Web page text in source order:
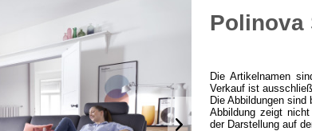
Polinova
Die Artikelnamen
Verkauf ist
Die Abbildungen
Abbildung zeigt
der Darstellung auf